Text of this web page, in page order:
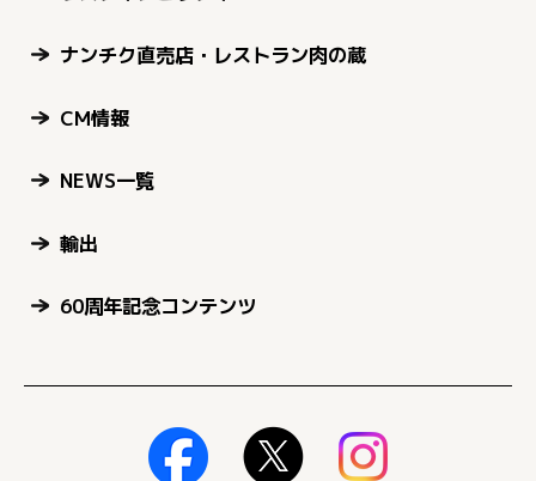
ナンチク直売店・レストラン肉の蔵
CM情報
NEWS一覧
輸出
60周年記念コンテンツ